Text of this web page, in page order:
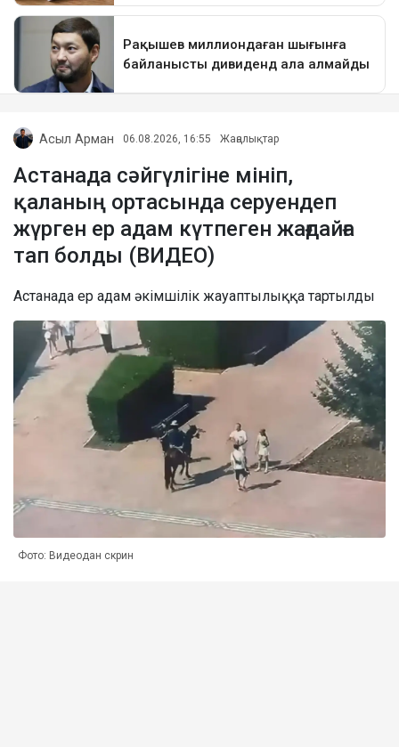
Асыл Арман 06.08.2026, 16:55 Жаңалықтар
Астанада сәйгүлігіне мініп,
қаланың ортасында серуендеп
жүрген ер адам күтпеген жағдайға
тап болды (ВИДЕО)
Астанада ер адам әкімшілік жауаптылыққа тартылды
Фото: Видеодан скрин